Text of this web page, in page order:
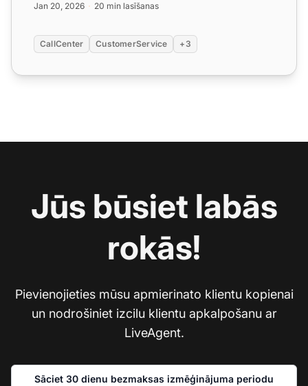
Jan 20, 2026 20 min lasīšanas
CallCenter CustomerService +3
Jūs būsiet labās
rokās!
Pievienojieties mūsu apmierinato klientu kopienai
un nodrošiniet izcilu klientu apkalpošanu ar
LiveAgent.
Sāciet 30 dienu bezmaksas izmēģinājuma periodu